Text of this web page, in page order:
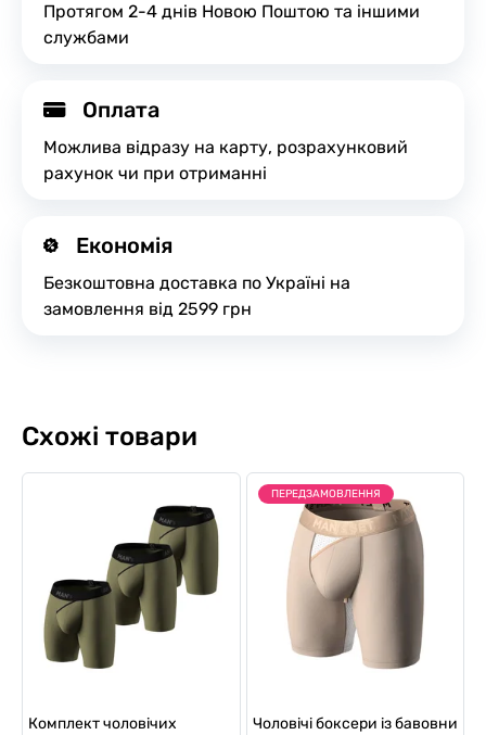
Протягом 2-4 днів Новою Поштою та іншими
службами
Оплата
Можлива відразу на карту, розрахунковий
рахунок чи при отриманні
Економія
Безкоштовна доставка по Україні на
замовлення від 2599 грн
Схожі товари
Комплект чоловічих
ПЕРЕДЗАМОВЛЕННЯ
Чоловічі боксери із бавовни